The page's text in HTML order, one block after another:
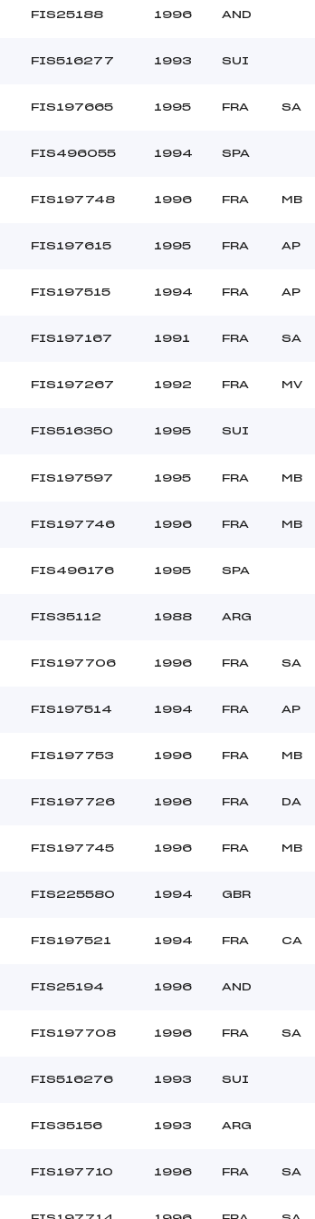
FIS25188 1996 AND
FIS516277 1993 SUI
FIS197665 1995 FRA SA
FIS496055 1994 SPA
FIS197748 1996 FRA MB
FIS197615 1995 FRA AP
FIS197515 1994 FRA AP
FIS197167 1991 FRA SA
FIS197267 1992 FRA MV
FIS516350 1995 SUI
FIS197597 1995 FRA MB
FIS197746 1996 FRA MB
FIS496176 1995 SPA
FIS35112 1988 ARG
FIS197706 1996 FRA SA
FIS197514 1994 FRA AP
FIS197753 1996 FRA MB
FIS197726 1996 FRA DA
FIS197745 1996 FRA MB
FIS225580 1994 GBR
FIS197521 1994 FRA CA
FIS25194 1996 AND
FIS197708 1996 FRA SA
FIS516276 1993 SUI
FIS35156 1993 ARG
FIS197710 1996 FRA SA